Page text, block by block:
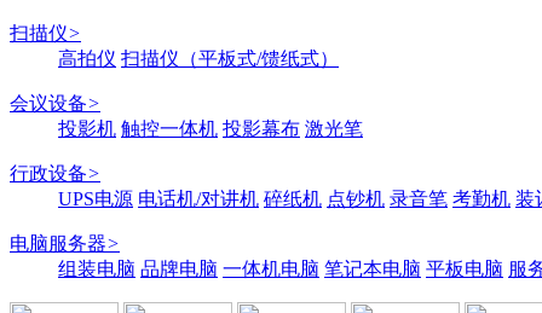
扫描仪>
高拍仪 扫描仪（平板式/馈纸式）
会议设备>
投影机 触控一体机 投影幕布 激光笔
行政设备>
UPS电源 电话机/对讲机 碎纸机 点钞机 录音笔 考勤机 装
电脑服务器>
组装电脑 品牌电脑 一体机电脑 笔记本电脑 平板电脑 服